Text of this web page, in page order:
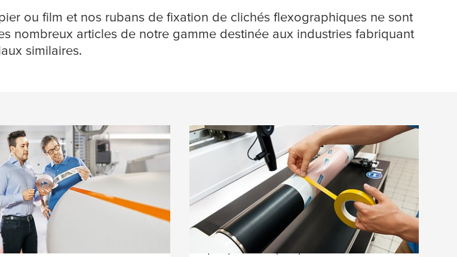
ou film et nos rubans de fixation de clichés flexographiques ne sont
nombreux articles de notre gamme destinée aux industries fabriquant
similaires.
de raccord
génération de rubans de
success story detesa
et des produits associés à
de différents marchés
Rubans adhésifs pour processus
d’impression flexographique
Les rubans de revêtement de cylindre
(antidérapants, défroissage), de bordage
du cliché, de démarrage de mandrin et de
repérage des défauts ne sont que
quelques exemples parmi les nombreux